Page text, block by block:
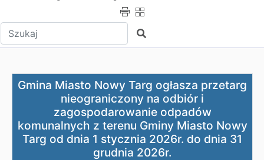
Wpisz tekst do wyszukania Szukaj
Gmina Miasto Nowy Targ ogłasza przetarg
Gmina Miasto Nowy Targ ogłasza przetarg
nieograniczony na odbiór i
zagospodarowanie odpadów
komunalnych z terenu Gminy Miasto Nowy
Targ od dnia 1 stycznia 2026r. do dnia 31
grudnia 2026r.